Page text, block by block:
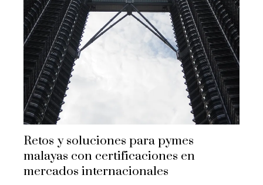
Retos y soluciones para pymes
malayas con certificaciones en
mercados internacionales